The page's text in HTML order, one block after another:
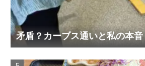
矛盾？カーブス通いと私の本音